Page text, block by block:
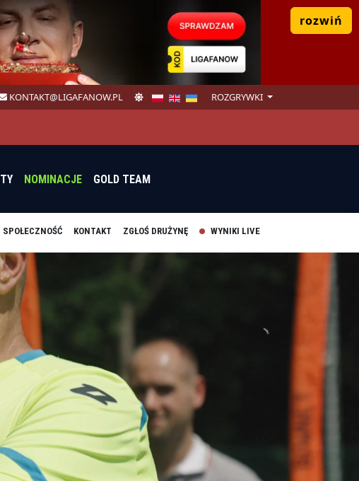
rozwiń
KONTAKT@LIGAFANOW.PL ROZGRYWKI
NOMINACJE GOLD TEAM
SPOŁECZNOŚĆ KONTAKT ZGŁOŚ DRUŻYNĘ WYNIKI LIVE